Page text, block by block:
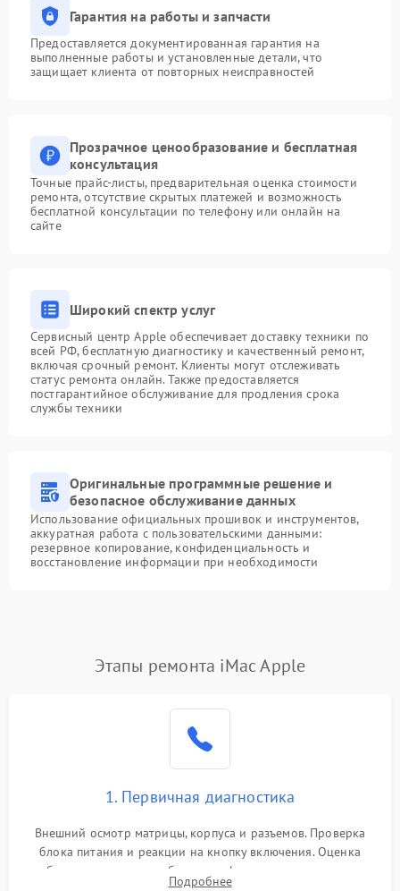
Гарантия на работы и запчасти
Предоставляется документированная гарантия на
выполненные работы и установленные детали, что
защищает клиента от повторных неисправностей
Прозрачное ценообразование и бесплатная
консультация
Точные прайс-листы, предварительная оценка стоимости
ремонта, отсутствие скрытых платежей и возможность
бесплатной консультации по телефону или онлайн на
сайте
Широкий спектр услуг
Сервисный центр Apple обеспечивает доставку техники по
всей РФ, бесплатную диагностику и качественный ремонт,
включая срочный ремонт. Клиенты могут отслеживать
статус ремонта онлайн. Также предоставляется
постгарантийное обслуживание для продления срока
службы техники
Оригинальные программные решение и
безопасное обслуживание данных
Использование официальных прошивок и инструментов,
аккуратная работа с пользовательскими данными:
резервное копирование, конфиденциальность и
восстановление информации при необходимости
Этапы ремонта iMac Apple
1. Первичная диагностика
Внешний осмотр матрицы, корпуса и разъемов. Проверка
блока питания и реакции на кнопку включения. Оценка
изображения, звука и работы периферии для сужения круга
Подробнее